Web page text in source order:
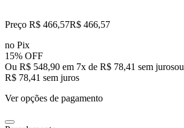
Preço R$ 466,57R$ 466,57
no Pix
15% OFF
Ou R$ 548,90 em 7x de R$ 78,41 sem jurosou
R$ 78,41 sem juros
Ver opções de pagamento